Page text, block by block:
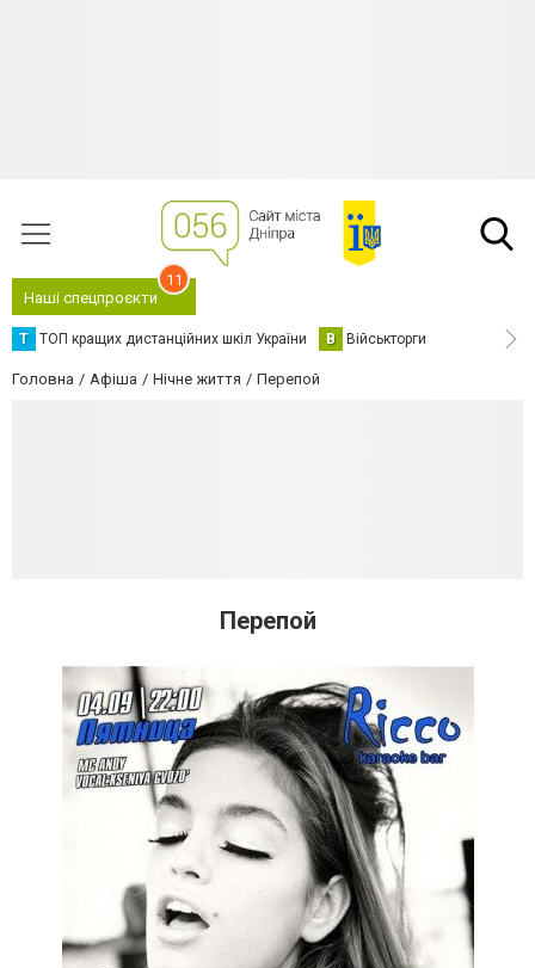
Наші спецпроєкти
11
Т ТОП кращих дистанційних шкіл України В Військторги
Головна Афіша Нічне життя Перепой
Перепой